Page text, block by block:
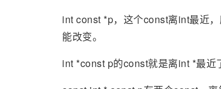
int const *p，这个const离int最近
能改变。
int *const p的const就是离int *最近